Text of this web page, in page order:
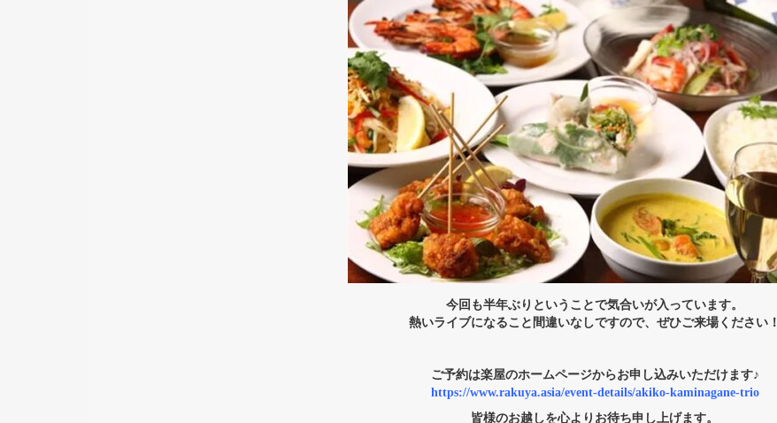
今回も半年ぶりということで気合いが入っています。
熱いライブになること間違いなしですので、ぜひご来場ください！
ご予約は楽屋のホームページからお申し込みいただけます♪
https://www.rakuya.asia/event-details/akiko-kaminagane-trio
皆様のお越しを心よりお待ち申し上げます。